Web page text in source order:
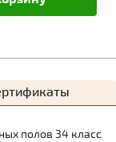
полов 34 класс